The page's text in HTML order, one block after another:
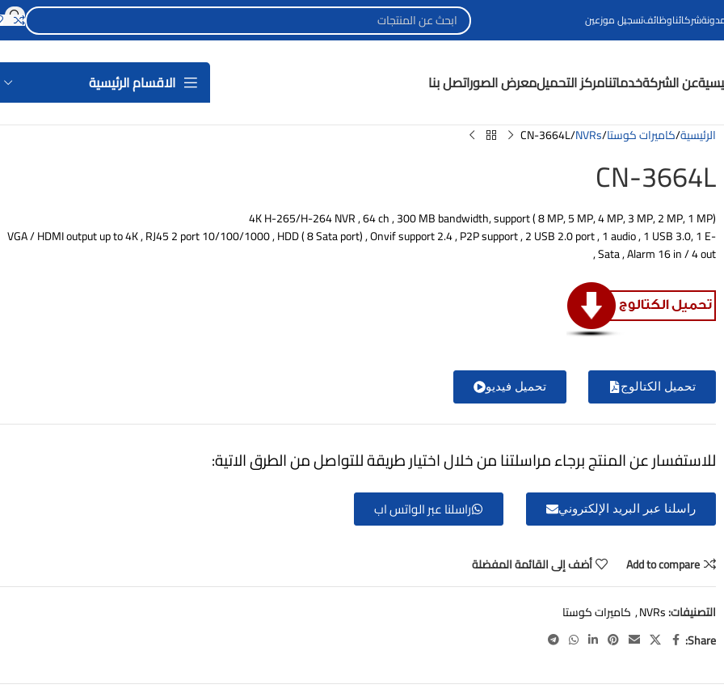
شركائناوظائفتسجيل موزعين
عن الشركةخدماتنامركز التحميلمعرض الصوراتصل بنا الاقسام الرئيسية
الرئيسية كاميرات كوستا NVRs
CN-3664L
CN-3664L
4K H-265/H-264 NVR , 64 ch , 300 MB bandwidth, support ( 8 MP, 5 MP, 4 MP, 3 MP, 2 MP, 1 MP)
VGA / HDMI output up to 4K , RJ45 2 port 10/100/1000 , HDD ( 8 Sata port) , Onvif support 2.4 , P2P support , 2 USB 2.0 port , 1 audio , 1 USB 3.0, 1 E-
Sata , Alarm 16 in / 4 out ,
تحميل الكتالوج تحميل فيديو
للاستفسار عن المنتج برجاء مراسلتنا من خلال اختيار طريقة للتواصل من الطرق الاتية:
راسلنا عبر البريد الإلكتروني راسلنا عبر الواتس اب
Add to compare أضف إلى القائمة المفضلة
التصنيفات:NVRs
, كاميرات كوستا
Share: